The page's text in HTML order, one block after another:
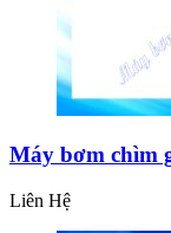
Máy bơm chìm
Liên Hệ